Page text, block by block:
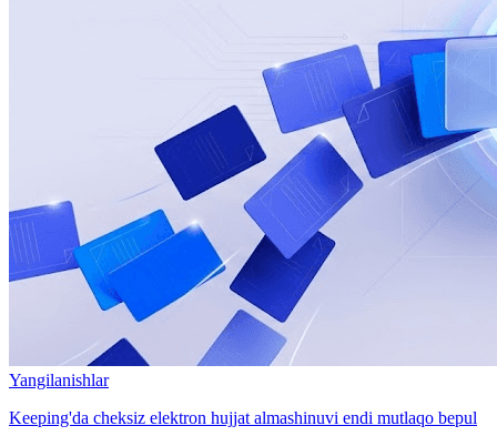
Yangilanishlar
Keeping'da cheksiz elektron hujjat almashinuvi endi mutlaqo bepul